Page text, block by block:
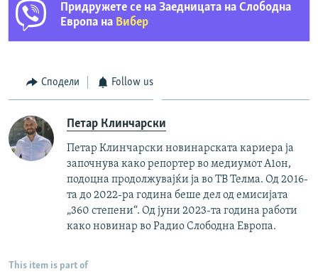
Придружете се на Заедницата на Слободна
Европа на Вибер
Сподели Follow us
Петар Клинчарски
Петар Клинчарски новинарската кариера ја
започнува како репортер во медиумот А1он,
подоцна продолжувајќи ја во ТВ Телма. Од 2016-
та до 2022-ра година беше дел од емисијата
„360 степени“. Од јуни 2023-та година работи
како новинар во Радио Слободна Европа.
This item is part of